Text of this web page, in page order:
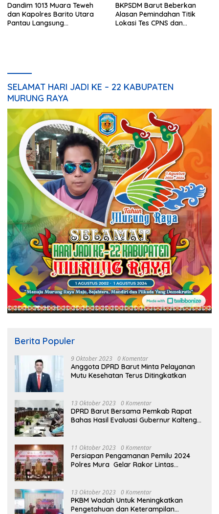
Dandim 1013 Muara Teweh
dan Kapolres Barito Utara
Pantau Langsung
BKPSDM Barut Beberkan
Alasan Pemindahan Titik
Lokasi Tes CPNS dan
SELAMAT HARI JADI KE – 22 KABUPATEN
MURUNG RAYA
Berita Populer
9 Oktober 2023 0 Komentar
Anggota DPRD Barut Minta Pelayanan
Mutu Kesehatan Terus Ditingkatkan
13 Oktober 2023 0 Komentar
DPRD Barut Bersama Pemkab Rapat
Bahas Hasil Evaluasi Gubernur Kalteng
11 Oktober 2023 0 Komentar
Persiapan Pengamanan Pemilu 2024
Polres Mura Gelar Rakor Lintas
13 Oktober 2023 0 Komentar
PKBM Wadah Untuk Meningkatkan
Pengetahuan dan Keterampilan